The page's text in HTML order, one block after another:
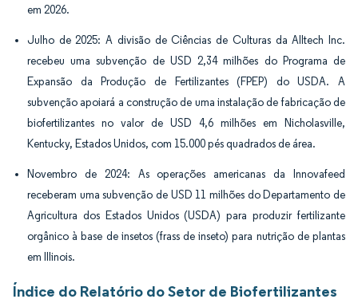
em 2026.
Julho de 2025: A divisão de Ciências de Culturas da Alltech Inc.
recebeu uma subvenção de USD 2,34 milhões do Programa de
Expansão da Produção de Fertilizantes (FPEP) do USDA. A
subvenção apoiará a construção de uma instalação de fabricação de
biofertilizantes no valor de USD 4,6 milhões em Nicholasville,
Kentucky, Estados Unidos, com 15.000 pés quadrados de área.
Novembro de 2024: As operações americanas da Innovafeed
receberam uma subvenção de USD 11 milhões do Departamento de
Agricultura dos Estados Unidos (USDA) para produzir fertilizante
orgânico à base de insetos (frass de inseto) para nutrição de plantas
em Illinois.
Índice do Relatório do Setor de Biofertilizantes